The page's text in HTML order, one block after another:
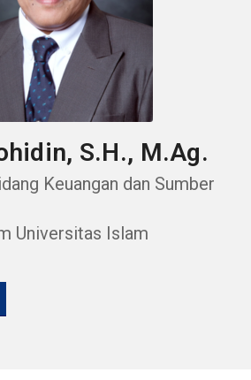
S.H., M.Ag.
Keuangan dan Sumber
Universitas Islam